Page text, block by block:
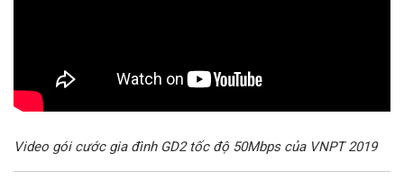
Video gói cước gia đình GD2 tốc độ 50Mbps của VNPT 2019